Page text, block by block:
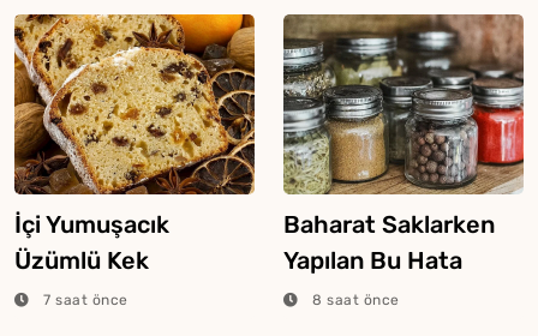
İçi Yumuşacık
Üzümlü Kek
Yapmanın Sırrı
7 saat önce
Baharat Saklarken
Yapılan Bu Hata
Aromasını Bitiriyor
8 saat önce